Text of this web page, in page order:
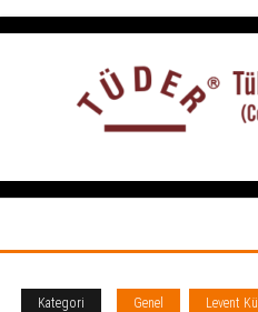
İçeriğe
Kategori Genel Levent